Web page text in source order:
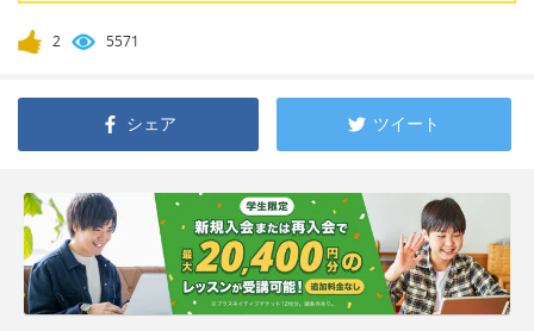
2 5571
シェア ツイート